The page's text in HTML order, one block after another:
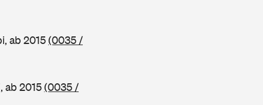
ab 2015(0035 /
ab 2015(0035 /